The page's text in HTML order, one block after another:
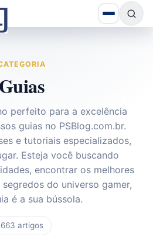
Guias
perfeito para a excelência
guias no PSBlog.com.br.
e tutoriais especializados,
Esteja você buscando
encontrar os melhores
do universo gamer,
é a sua bússola.
663 artigos